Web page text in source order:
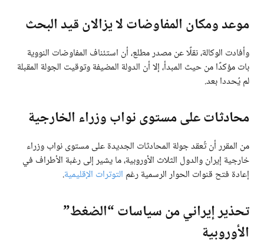
موعد ومكان المفاوضات لا يزالان قيد البحث
وأفادت الوكالة، نقلًا عن مصدر مطلع، أن استئناف المفاوضات النووية
بات مؤكدًا من حيث المبدأ، إلا أن الدولة المضيفة وتوقيت الجولة المقبلة
لم يُحددا بعد.
محادثات على مستوى نواب وزراء الخارجية
من المقرر أن تُعقد جولة المحادثات الجديدة على مستوى نواب وزراء
خارجية إيران والدول الثلاث الأوروبية، ما يشير إلى رغبة الأطراف في
إعادة فتح قنوات الحوار الرسمية رغم التوترات الإقليمية.
تحذير إيراني من سياسات “الضغط”
الأوروبية